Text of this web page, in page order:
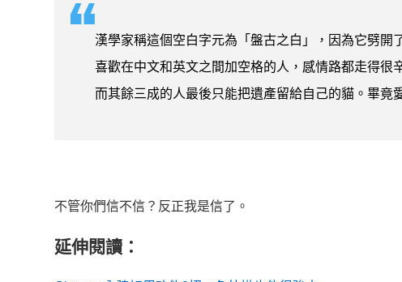
漢學家稱這個空白字元為「盤古之白」，因為它劈
喜歡在中文和英文之間加空格的人，感情路都走得
而其餘三成的人最後只能把遺產留給自己的貓。畢竟
不管你們信不信？反正我是信了。
延伸閱讀：